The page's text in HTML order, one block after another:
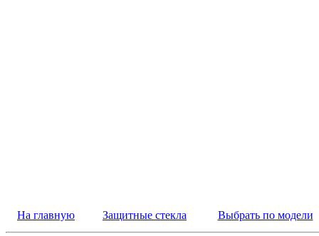
На главную Защитные стекла Выбрать по модели